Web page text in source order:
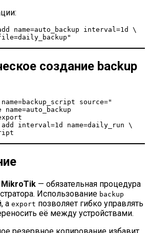
name=auto_backup interval=1d \
создание backup
source="
interval=1d name=daily_run \
MikroTik — обязательная процедура
Использование backup
а export позволяет гибко управлять
её между устройствами.